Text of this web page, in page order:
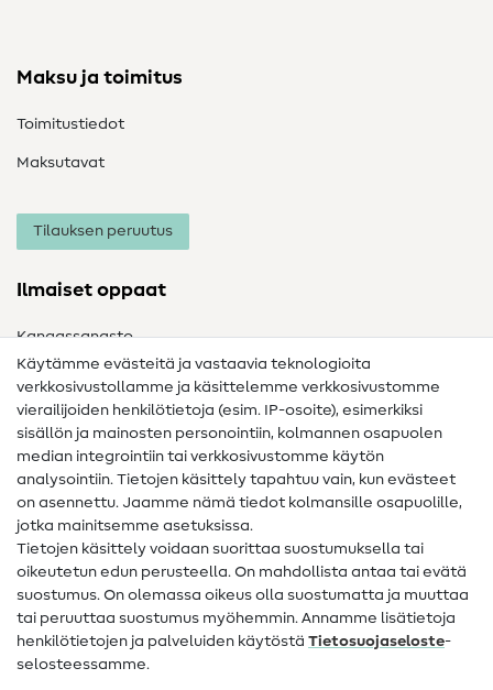
Maksu ja toimitus
Toimitustiedot
Maksutavat
Tilauksen peruutus
Ilmaiset oppaat
Kangassanasto
Ompelusanasto
Ompeluohjeet
Apua ja yhteystiedot
Yhteystiedot
Tietoa omistajanvaihdoksesta
Peruutusoikeus
Suosittu
Käytämme evästeitä ja vastaavia teknologioita
verkkosivustollamme ja käsittelemme verkkosivustomme
vierailijoiden henkilötietoja (esim. IP-osoite), esimerkiksi
sisällön ja mainosten personointiin, kolmannen osapuolen
median integrointiin tai verkkosivustomme käytön
analysointiin. Tietojen käsittely tapahtuu vain, kun evästeet
on asennettu. Jaamme nämä tiedot kolmansille osapuolille,
jotka mainitsemme asetuksissa.
Tietojen käsittely voidaan suorittaa suostumuksella tai
oikeutetun edun perusteella. On mahdollista antaa tai evätä
suostumus. On olemassa oikeus olla suostumatta ja muuttaa
tai peruuttaa suostumus myöhemmin. Annamme lisätietoja
henkilötietojen ja palveluiden käytöstä Tietosuojaseloste-
selosteessamme.